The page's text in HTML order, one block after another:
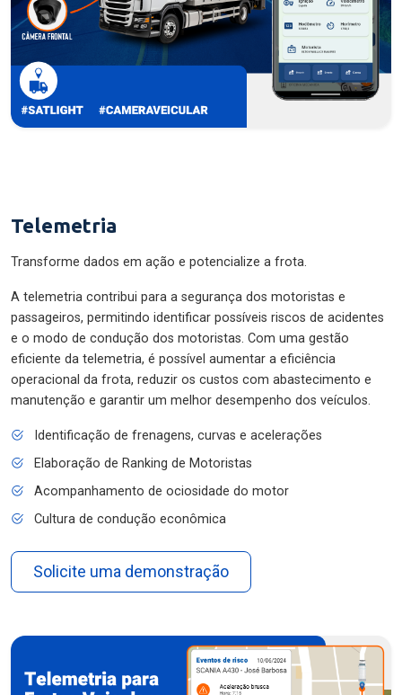
Telemetria
Transforme dados em ação e potencialize a frota.
A telemetria contribui para a segurança dos motoristas e
passageiros, permitindo identificar possíveis riscos de acidentes
e o modo de condução dos motoristas. Com uma gestão
eficiente da telemetria, é possível aumentar a eficiência
operacional da frota, reduzir os custos com abastecimento e
manutenção e garantir um melhor desempenho dos veículos.
Identificação de frenagens, curvas e acelerações
Elaboração de Ranking de Motoristas
Acompanhamento de ociosidade do motor
Cultura de condução econômica
Solicite uma demonstração